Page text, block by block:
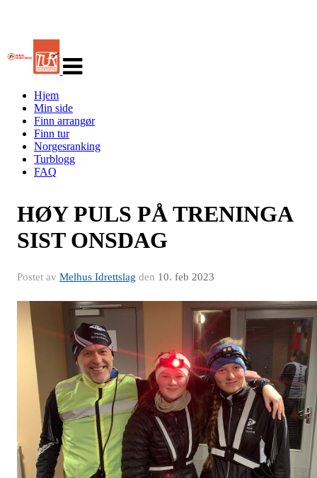
navigasjon
Hjem
Min side
Finn arrangør
Finn tur
Norgesranking
Turblogg
FAQ
HØY PULS PÅ TRENINGA
SIST ONSDAG
Postet av Melhus Idrettslag den 10. feb 2023